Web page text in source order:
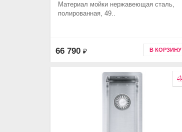
Материал мойки нержавеющая сталь,
полированная, 49..
66 790 ₽ В КОРЗИНУ